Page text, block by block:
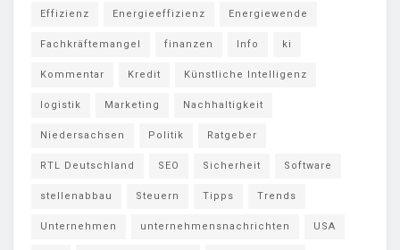
Effizienz Energieeffizienz Energiewende
Fachkräftemangel finanzen Info ki
Kommentar Kredit Künstliche Intelligenz
logistik Marketing Nachhaltigkeit
Niedersachsen Politik Ratgeber
RTL Deutschland SEO Sicherheit Software
stellenabbau Steuern Tipps Trends
Unternehmen unternehmensnachrichten USA